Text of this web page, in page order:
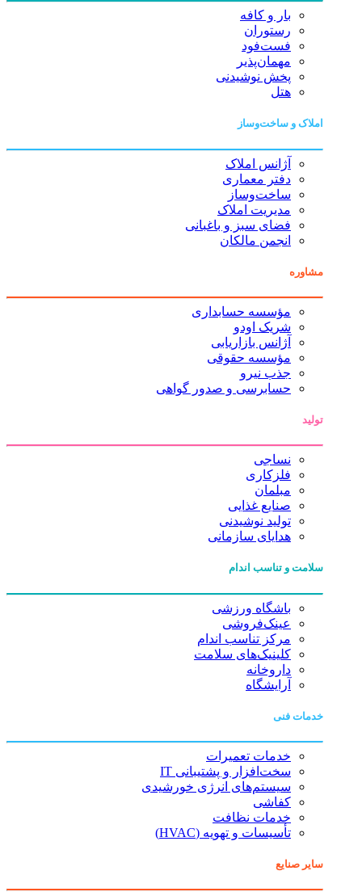
بار و کافه
رستوران
فست‌فود
مهمان‌پذیر
پخش نوشیدنی
هتل
املاک و ساخت‌وساز
آژانس املاک
دفتر معماری
ساخت‌وساز
مدیریت املاک
فضای سبز و باغبانی
انجمن مالکان
مشاوره
مؤسسه حسابداری
شریک اودو
آژانس بازاریابی
مؤسسه حقوقی
جذب نیرو
حسابرسی و صدور گواهی
تولید
نساجی
فلزکاری
مبلمان
صنایع غذایی
تولید نوشیدنی
هدایای سازمانی
سلامت و تناسب اندام
باشگاه ورزشی
عینک‌فروشی
مرکز تناسب اندام
کلینیک‌های سلامت
داروخانه
آرایشگاه
خدمات فنی
خدمات تعمیرات
سخت‌افزار و پشتیبانی IT
سیستم‌های انرژی خورشیدی
کفاشی
خدمات نظافت
تأسیسات و تهویه (HVAC)
سایر صنایع